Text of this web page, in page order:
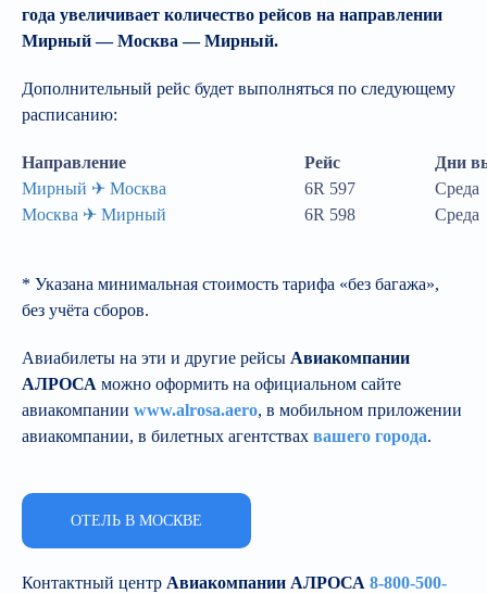
года увеличивает количество рейсов на направлении
Мирный — Москва — Мирный.
Дополнительный рейс будет выполняться по следующему
расписанию:
Направление Рейс
Дни
Мирный ✈︎ Москва
6R 597
Среда
Москва ✈︎ Мирный
6R 598 Среда
* Указана минимальная стоимость тарифа «без багажа»,
без учёта сборов.
Авиабилеты на эти и другие рейсы Авиакомпании
АЛРОСА можно оформить на официальном сайте
авиакомпании www.alrosa.aero, в мобильном приложении
авиакомпании, в билетных агентствах вашего города.
ОТЕЛЬ В МОСКВЕ
Контактный центр Авиакомпании АЛРОСА 8-800-500-